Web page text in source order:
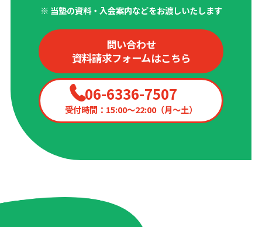
※ 当塾の資料・入会案内などをお渡しいたします
問い合わせ
資料請求フォームはこちら
06-6336-7507
受付時間：15:00〜22:00（月〜土）